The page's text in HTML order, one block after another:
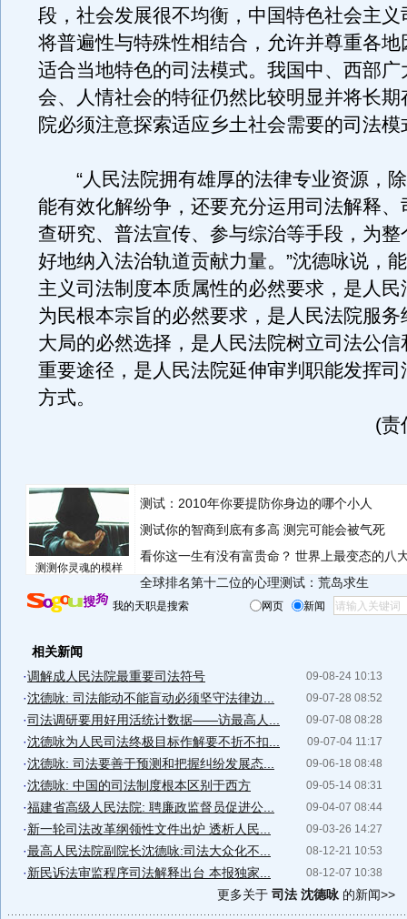
段，社会发展很不均衡，中国特色社会主义
将普遍性与特殊性相结合，允许并尊重各地
适合当地特色的司法模式。我国中、西部广
会、人情社会的特征仍然比较明显并将长期
院必须注意探索适应乡土社会需要的司法模
“人民法院拥有雄厚的法律专业资源，
能有效化解纷争，还要充分运用司法解释、
查研究、普法宣传、参与综治等手段，为整
好地纳入法治轨道贡献力量。”沈德咏说，
主义司法制度本质属性的必然要求，是人民
为民根本宗旨的必然要求，是人民法院服务
大局的必然选择，是人民法院树立司法公信
重要途径，是人民法院延伸审判职能发挥司
方式。
(责
测测你灵魂的模样
测试：2010年你要提防你身边的哪个小人
测试你的智商到底有多高 测完可能会被气死
看你这一生有没有富贵命？ 世界上最变态的八
全球排名第十二位的心理测试：荒岛求生
我的天职是搜索 网页 新闻
相关新闻
09-08-24 10:13
·调解成人民法院最重要司法符号
09-07-28 08:52
·沈德咏: 司法能动不能盲动必须坚守法律边...
09-07-08 08:28
·司法调研要用好用活统计数据——访最高人...
09-07-04 11:17
·沈德咏为人民司法终极目标作解要不折不扣...
09-06-18 08:48
·沈德咏: 司法要善于预测和把握纠纷发展态...
09-05-14 08:31
·沈德咏: 中国的司法制度根本区别于西方
09-04-07 08:44
·福建省高级人民法院: 聘廉政监督员促进公...
09-03-26 14:27
·新一轮司法改革纲领性文件出炉 透析人民...
08-12-21 10:53
·最高人民法院副院长沈德咏:司法大众化不...
08-12-07 10:38
·新民诉法审监程序司法解释出台 本报独家...
更多关于 司法 沈德咏 的新闻>>